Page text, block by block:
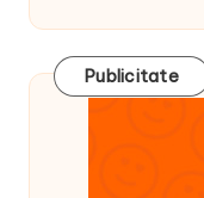
Publicitate